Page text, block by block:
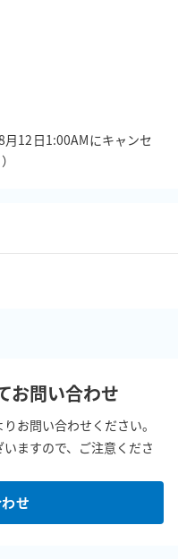
月12日1:00AMにキャンセ
お問い合わせ
お問い合わせください。
ますので、ご注意くださ
せ